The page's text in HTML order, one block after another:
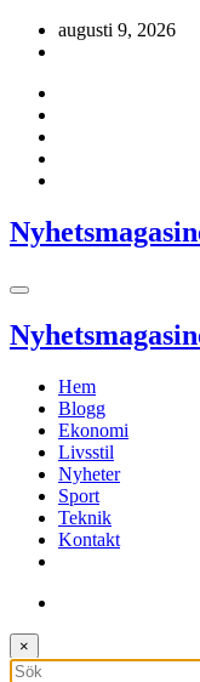
Hoppaaugusti 9, 2026
Hem
Blogg
Ekonomi
Livsstil
Nyheter
Sport
Teknik
Kontakt
×